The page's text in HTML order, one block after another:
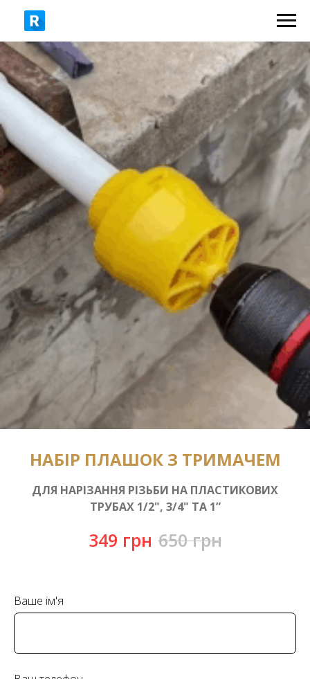
НАБІР ПЛАШОК З ТРИМАЧЕМ
ДЛЯ НАРІЗАННЯ РІЗЬБИ НА ПЛАСТИКОВИХ
ТРУБАХ 1/2", 3/4" ТА 1”
349 грн 650 грн
Ваше ім'я